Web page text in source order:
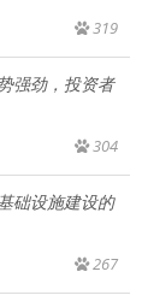
319
强劲，投资者
304
础设施建设的
267